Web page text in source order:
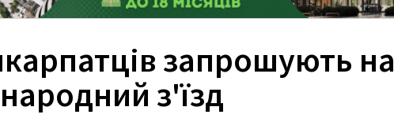
запрошують на
з'їзд